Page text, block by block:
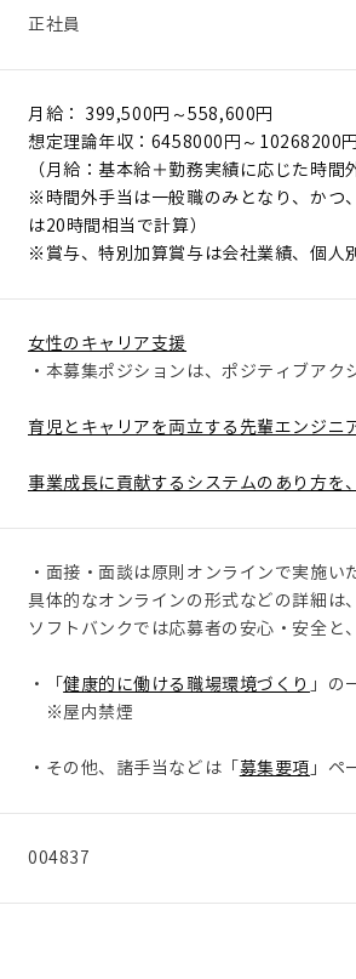
正社員
月給： 399,500円～558,600円
想定理論年収：6458000円～10268200円
（月給：基本給＋勤務実績に応じた時
※時間外手当は一般職のみとなり、かつ
は20時間相当で計算）
※賞与、特別加算賞与は会社業績、個人
女性のキャリア支援
・本募集ポジションは、ポジティブアク
育児とキャリアを両立する先輩エンジ
事業成長に貢献するシステムのあり方を
・面接・面談は原則オンラインで実施い
具体的なオンラインの形式などの詳細は
ソフトバンクでは応募者の安心・安全と
・「健康的に働ける職場環境づくり 」の
※屋内禁煙
・その他、諸手当などは「 募集要項 」ペ
004837